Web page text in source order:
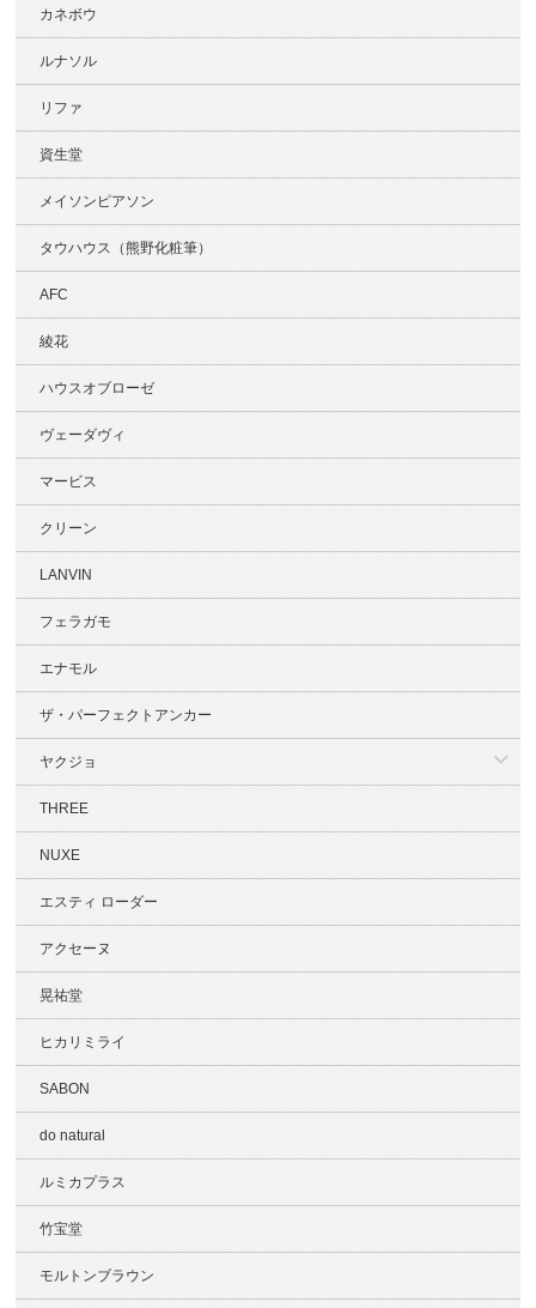
カネボウ
ルナソル
リファ
資生堂
メイソンピアソン
タウハウス（熊野化粧筆）
AFC
綾花
ハウスオブローゼ
ヴェーダヴィ
マービス
クリーン
LANVIN
フェラガモ
エナモル
ザ・パーフェクトアンカー
ヤクジョ
THREE
NUXE
エスティ ローダー
アクセーヌ
晃祐堂
ヒカリミライ
SABON
do natural
ルミカプラス
竹宝堂
モルトンブラウン